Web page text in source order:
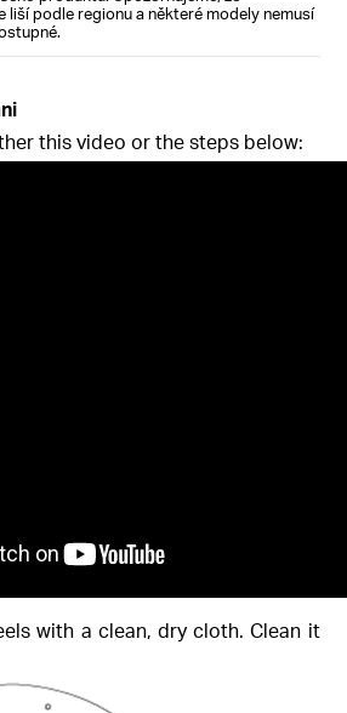
podle regionu a některé modely nemusí
this video or the steps below:
with a clean, dry cloth. Clean it